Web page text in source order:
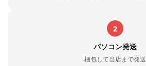
2
パソコン発送
梱包して当店まで発送